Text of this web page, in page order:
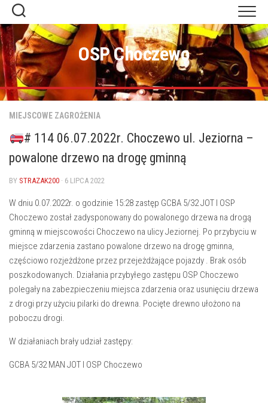
Skip
content
OSP Choczewo
MIEJSCOWE ZAGROŻENIA
# 114 06.07.2022r. Choczewo ul. Jeziorna –
powalone drzewo na drogę gminną
BY STRAZAK200 · 6 LIPCA 2022
W dniu 0.07.2022r. o godzinie 15:28 zastęp GCBA 5/32 JOT I OSP
Choczewo został zadysponowany do powalonego drzewa na drogą
gminną w miejscowości Choczewo na ulicy Jeziornej. Po przybyciu w
miejsce zdarzenia zastano powalone drzewo na drogę gminna,
częściowo rozjeżdżone przez przejeżdżające pojazdy . Brak osób
poszkodowanych. Działania przybyłego zastępu OSP Choczewo
polegały na zabezpieczeniu miejsca zdarzenia oraz usunięciu drzewa
z drogi przy użyciu pilarki do drewna. Pocięte drewno ułożono na
poboczu drogi.
W działaniach brały udział zastępy:
GCBA 5/32 MAN JOT I OSP Choczewo